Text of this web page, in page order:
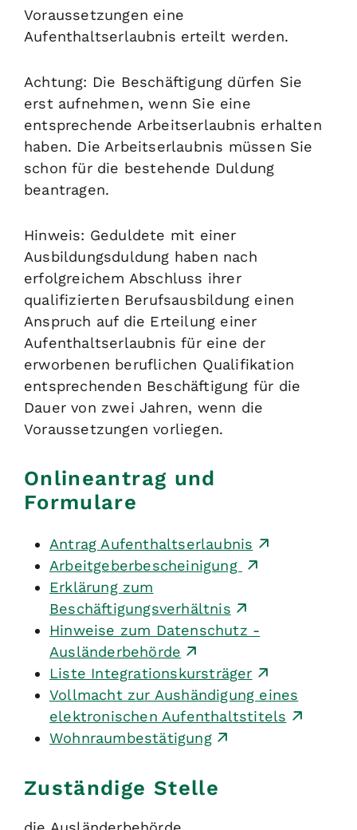
Voraussetzungen eine
Aufenthaltserlaubnis erteilt werden.
Achtung: Die Beschäftigung dürfen Sie
erst aufnehmen, wenn Sie eine
entsprechende Arbeitserlaubnis erhalten
haben. Die Arbeitserlaubnis müssen Sie
schon für die bestehende Duldung
beantragen.
Hinweis: Geduldete mit einer
Ausbildungsduldung haben nach
erfolgreichem Abschluss ihrer
qualifizierten Berufsausbildung einen
Anspruch auf die Erteilung einer
Aufenthaltserlaubnis für eine der
erworbenen beruflichen Qualifikation
entsprechenden Beschäftigung für die
Dauer von zwei Jahren, wenn die
Voraussetzungen vorliegen.
Onlineantrag und
Formulare
Antrag Aufenthaltserlaubnis
Arbeitgeberbescheinigung
Erklärung zum
Beschäftigungsverhältnis
Hinweise zum Datenschutz -
Ausländerbehörde
Liste Integrationskursträger
Vollmacht zur Aushändigung eines
elektronischen Aufenthaltstitels
Wohnraumbestätigung
Zuständige Stelle